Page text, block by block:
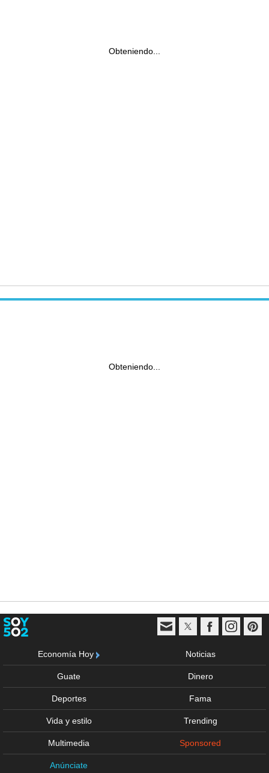
Obteniendo...
Obteniendo...
Economía Hoy Noticias
Guate Dinero
Deportes Fama
Vida y estilo Trending
Multimedia Sponsored
Anúnciate